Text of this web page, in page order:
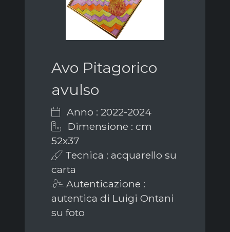
Avo Pitagorico
avulso
Anno : 2022-2024
Dimensione : cm
52x37
Tecnica : acquarello su
carta
Autenticazione :
autentica di Luigi Ontani
su foto